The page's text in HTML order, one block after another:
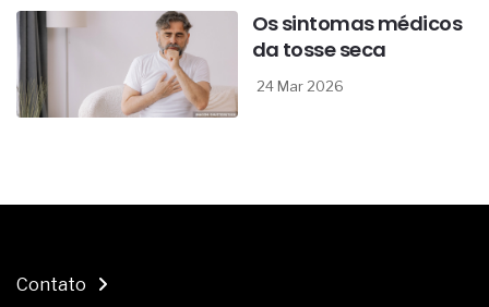
Os sintomas médicos
da tosse seca
24 Mar 2026
Contato